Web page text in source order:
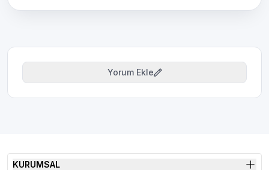
Yorum Ekle
KURUMSAL